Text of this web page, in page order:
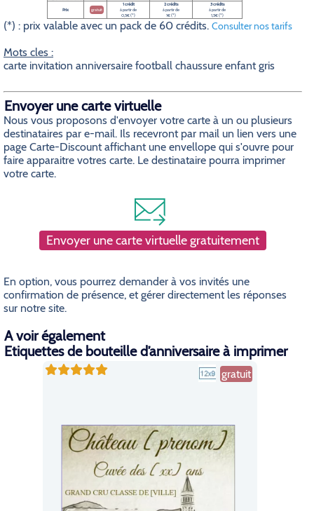
Prix gratuit
1 crédit
à partir de
0,5€ (*)
2 crédits
à partir de
1€ (*)
3 crédits
à partir de
1,5€ (*)
(*) : prix valable avec un pack de 60 crédits. Consulter nos tarifs
Mots cles :
carte invitation anniversaire football chaussure enfant gris
Envoyer une carte virtuelle
Nous vous proposons d'envoyer votre carte à un ou plusieurs
destinataires par e-mail. Ils recevront par mail un lien vers une
page Carte-Discount affichant une envellope qui s'ouvre pour
faire apparaitre votres carte. Le destinataire pourra imprimer
votre carte.
Envoyer une carte virtuelle gratuitement
En option, vous pourrez demander à vos invités une
confirmation de présence, et gérer directement les réponses
sur notre site.
A voir également
Etiquettes de bouteille d’anniversaire à imprimer
gratuit